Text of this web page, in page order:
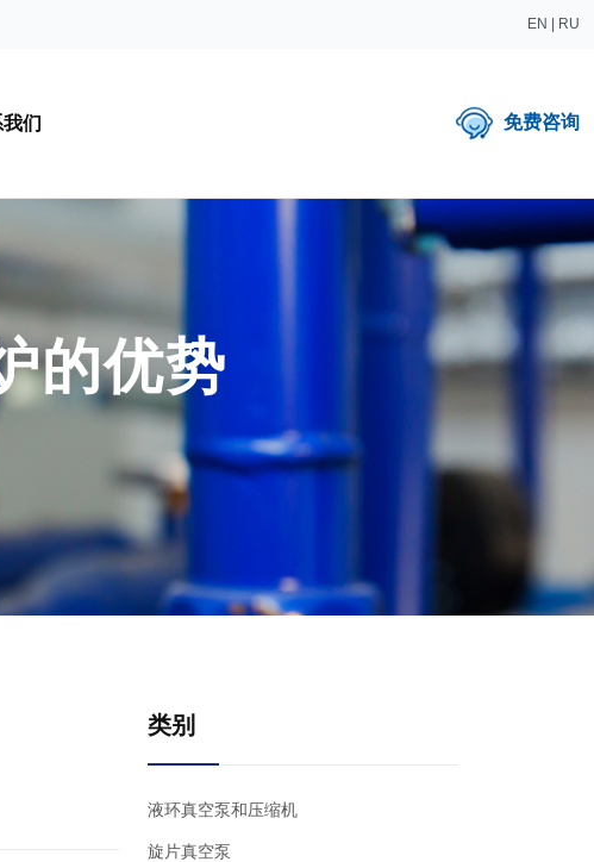
EN RU
们 免费咨询
的优势
类别
液环真空泵和压缩机
旋片真空泵